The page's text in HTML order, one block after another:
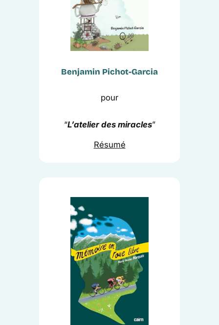
Benjamin Pichot-Garcia
pour
“L’atelier des miracles”
Résumé